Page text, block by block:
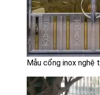
Mẫu cổng inox nghệ